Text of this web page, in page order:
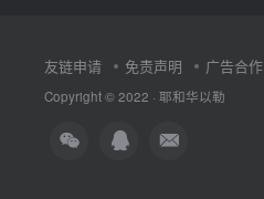
友链申请 免责声明 广告合作
Copyright © 2022 · 耶和华以勒